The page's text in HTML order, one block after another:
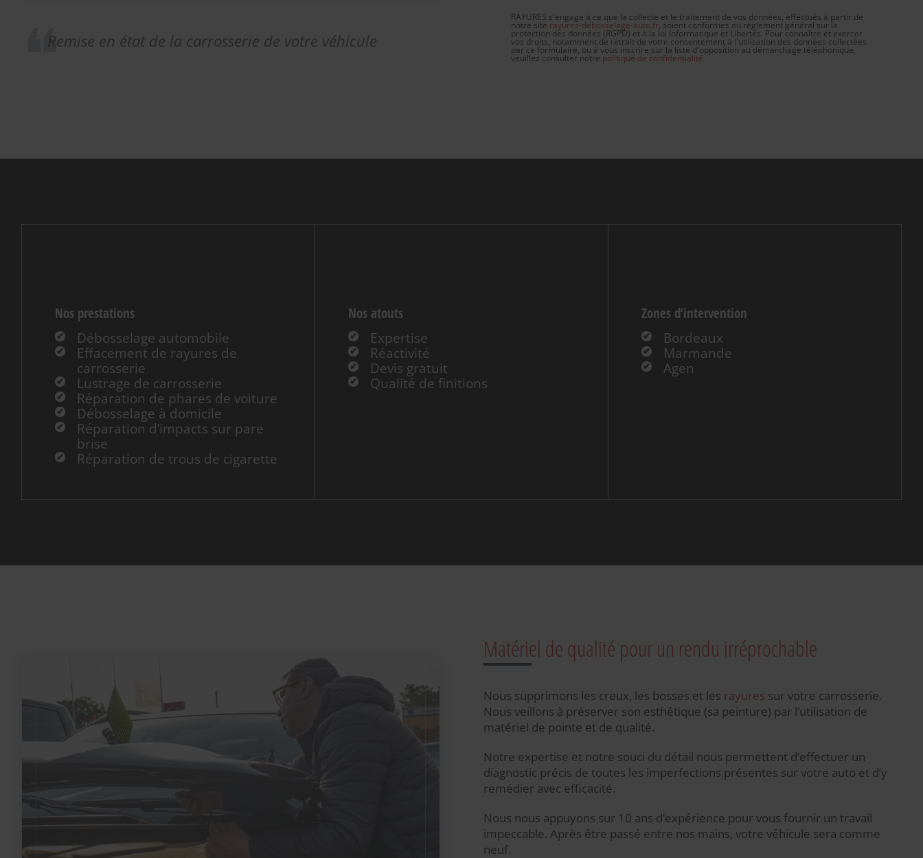
Remise en état de la carrosserie de votre véhicule
RAYURES s'engage à ce que la collecte et le traitement de vos données, effectués à partir de
notre site rayures-debosselage-auto.fr, soient conformes au règlement général sur la
protection des données (RGPD) et à la loi Informatique et Libertés. Pour connaître et exercer
vos droits, notamment de retrait de votre consentement à l'utilisation des données collectées
par ce formulaire, ou à vous inscrire sur la liste d'opposition au démarchage téléphonique,
veuillez consulter notre politique de confidentialité
Nos prestations
Débosselage automobile
Effacement de rayures de
carrosserie
Lustrage de carrosserie
Réparation de phares de voiture
Débosselage à domicile
Réparation d’impacts sur pare
brise
Réparation de trous de cigarette
Nos atouts
Expertise
Réactivité
Devis gratuit
Qualité de finitions
Zones d’intervention
Bordeaux
Marmande
Agen
Matériel de qualité pour un rendu irréprochable
Nous supprimons les creux, les bosses et les rayures sur votre carrosserie.
Nous veillons à préserver son esthétique (sa peinture) par l’utilisation de
matériel de pointe et de qualité.
Notre expertise et notre souci du détail nous permettent d’effectuer un
diagnostic précis de toutes les imperfections présentes sur votre auto et d’y
remédier avec efficacité.
Nous nous appuyons sur 10 ans d’expérience pour vous fournir un travail
impeccable. Après être passé entre nos mains, votre véhicule sera comme
neuf.